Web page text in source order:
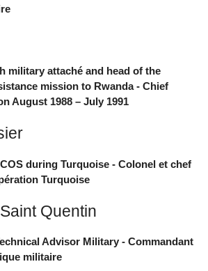
military attaché and head of the
mission to Rwanda - Chief
August 1988 – July 1991
during Turquoise - Colonel et chef
Turquoise
Quentin
Advisor Military - Commandant
militaire